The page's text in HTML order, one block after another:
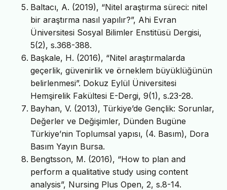
Baltacı, A. (2019), “Nitel araştırma süreci: nitel
bir araştırma nasıl yapılır?”, Ahi Evran
Üniversitesi Sosyal Bilimler Enstitüsü Dergisi,
5(2), s.368-388.
Başkale, H. (2016), “Nitel araştırmalarda
geçerlik, güvenirlik ve örneklem büyüklüğünün
belirlenmesi”. Dokuz Eylül Üniversitesi
Hemşirelik Fakültesi E-Dergi, 9(1), s.23-28.
Bayhan, V. (2013), Türkiye’de Gençlik: Sorunlar,
Değerler ve Değişimler, Dünden Bugüne
Türkiye’nin Toplumsal yapısı, (4. Basım), Dora
Basım Yayın Bursa.
Bengtsson, M. (2016), “How to plan and
perform a qualitative study using content
analysis”, Nursing Plus Open, 2, s.8-14.